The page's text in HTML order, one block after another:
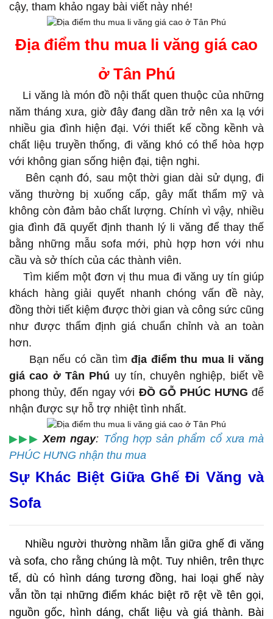
cậy, tham khảo ngay bài viết này nhé!
Địa điểm thu mua li văng giá cao
ở Tân Phú
Li văng là món đồ nội thất quen thuộc của những
năm tháng xưa, giờ đây đang dần trở nên xa lạ với
nhiều gia đình hiện đại. Với thiết kế cồng kềnh và
chất liệu truyền thống, đi văng khó có thể hòa hợp
với không gian sống hiện đại, tiện nghi.
Bên cạnh đó, sau một thời gian dài sử dụng, đi
văng thường bị xuống cấp, gây mất thẩm mỹ và
không còn đảm bảo chất lượng. Chính vì vậy, nhiều
gia đình đã quyết định thanh lý li văng để thay thế
bằng những mẫu sofa mới, phù hợp hơn với nhu
cầu và sở thích của các thành viên.
Tìm kiếm một đơn vị thu mua đi văng uy tín giúp
khách hàng giải quyết nhanh chóng vấn đề này,
đồng thời tiết kiệm được thời gian và công sức cũng
như được thẩm định giá chuẩn chỉnh và an toàn
hơn.
Bạn nếu có cần tìmđịa điểm thu mua li văng
giá cao ở Tân Phú uy tín, chuyên nghiệp, biết về
phong thủy, đến ngay với ĐỒ GỖ PHÚC HƯNG để
nhận được sự hỗ trợ nhiệt tình nhất.
▶▶▶ Xem ngay: Tổng hợp sản phẩm cổ xưa mà
PHÚC HƯNG nhận thu mua
Sự Khác Biệt Giữa Ghế Đi Văng và
Sofa
Nhiều người thường nhầm lẫn giữa ghế đi văng
và sofa, cho rằng chúng là một. Tuy nhiên, trên thực
tế, dù có hình dáng tương đồng, hai loại ghế này
vẫn tồn tại những điểm khác biệt rõ rệt về tên gọi,
nguồn gốc, hình dáng, chất liệu và giá thành. Bài